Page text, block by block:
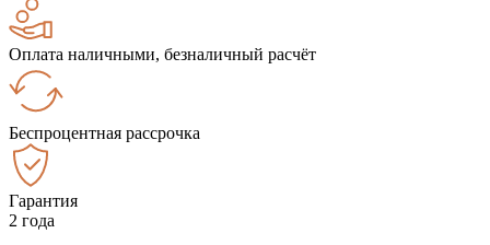
Оплата наличными, безналичный расчёт
Беспроцентная рассрочка
Гарантия
2 года